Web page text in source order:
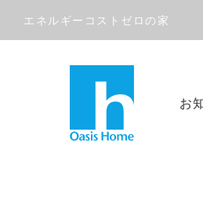
エネルギーコストゼロの家
お